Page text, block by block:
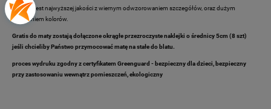
Produkt jest najwyższej jakości z wiernym odwzorowaniem szczegółów, oraz dużym
nasyceniem kolorów.
Gratis do maty zostają dołączone okrągłe przezroczyste naklejki o średnicy 5cm (8 szt)
jeśli chcieliby Państwo przymocować matę na stałe do blatu.
proces wydruku zgodny z certyfikatem Greenguard - bezpieczny dla dzieci, bezpieczny
przy zastosowaniu wewnątrz pomieszczeń, ekologiczny